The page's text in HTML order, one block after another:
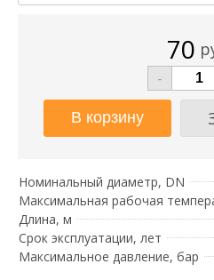
70
-
Номинальный диаметр, DN
Максимальная рабочая
Длина, м
Срок эксплуатации, лет
Максимальное давление, бар